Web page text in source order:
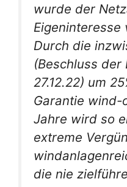
wurde der
Eigeninteresse
Durch die
(Beschluss der
27.12.22) um
Garantie wind-
Jahre wird so
extreme
die nie